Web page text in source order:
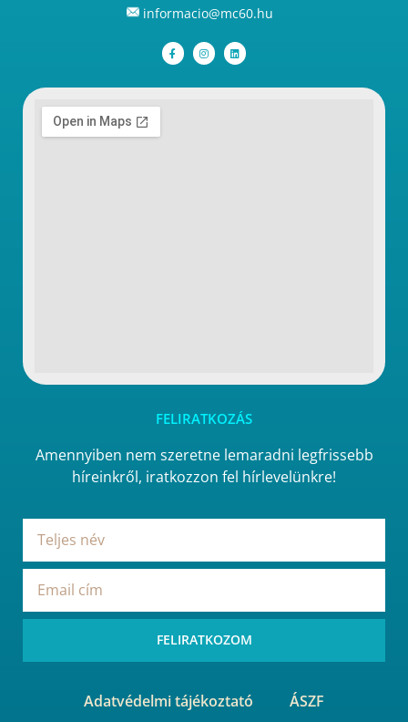
informacio@mc60.hu
FELIRATKOZÁS
Amennyiben nem szeretne lemaradni legfrissebb
híreinkről, iratkozzon fel hírlevelünkre!
FELIRATKOZOM
Adatvédelmi tájékoztató ÁSZF